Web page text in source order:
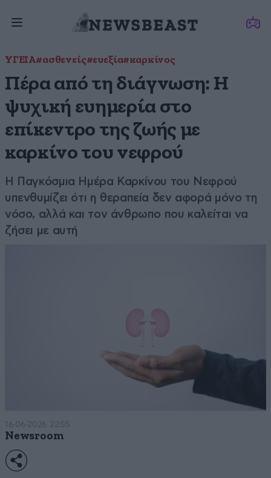
ΥΓΕΙΑ#ασθενείς#ευεξία#καρκίνος
Πέρα από τη διάγνωση: Η
ψυχική ευημερία στο
επίκεντρο της ζωής με
καρκίνο του νεφρού
Η Παγκόσμια Ημέρα Καρκίνου του Νεφρού
υπενθυμίζει ότι η θεραπεία δεν αφορά μόνο τη
νόσο, αλλά και τον άνθρωπο που καλείται να
ζήσει με αυτή
16·06·2026 22:55
Newsroom